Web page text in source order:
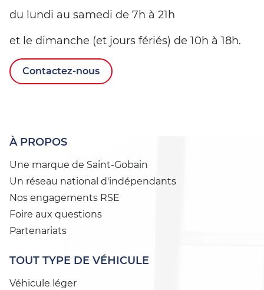
du lundi au samedi de 7h à 21h
et le dimanche (et jours fériés) de 10h à 18h.
Contactez-nous
À PROPOS
Une marque de Saint-Gobain
Un réseau national d'indépendants
Nos engagements RSE
Foire aux questions
Partenariats
TOUT TYPE DE VÉHICULE
Véhicule léger